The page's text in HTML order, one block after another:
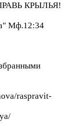
КРЫЛЬЯ!
Мф.12:34
raspravit-